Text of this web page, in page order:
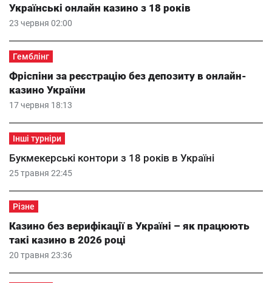
23 червня 02:00
Українські онлайн казино з 18 років
Гемблінг
17 червня 18:13
Фріспіни за реєстрацію без депозиту в онлайн-
казино України
Інші турніри
25 травня 22:45
Букмекерські контори з 18 років в Україні
Різне
20 травня 23:36
Казино без верифікації в Україні – як працюють
такі казино в 2026 році